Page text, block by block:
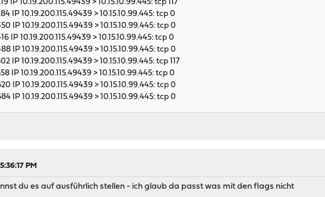
IP 10.19.200.115.49439 > 10.15.10.99.445: tcp 117
IP 10.19.200.115.49439 > 10.15.10.99.445: tcp 0
IP 10.19.200.115.49439 > 10.15.10.99.445: tcp 0
IP 10.19.200.115.49439 > 10.15.10.99.445: tcp 0
IP 10.19.200.115.49439 > 10.15.10.99.445: tcp 0
IP 10.19.200.115.49439 > 10.15.10.99.445: tcp 117
IP 10.19.200.115.49439 > 10.15.10.99.445: tcp 0
IP 10.19.200.115.49439 > 10.15.10.99.445: tcp 0
IP 10.19.200.115.49439 > 10.15.10.99.445: tcp 0
PM
du es auf ausführlich stellen - ich glaub da passt was mit den flags nicht